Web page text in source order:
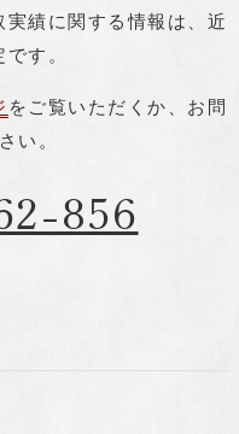
績に関する情報は、 近
す。
をご覧いただくか、お問
い。
856